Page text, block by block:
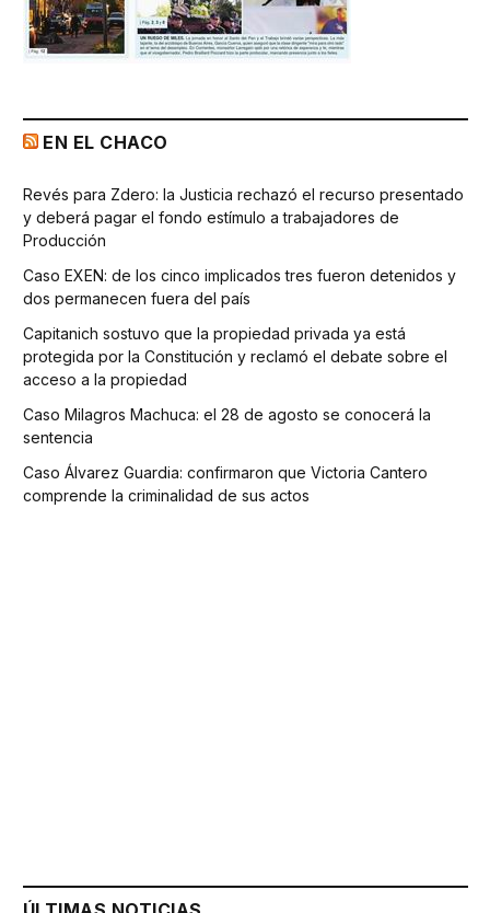
EN EL CHACO
Revés para Zdero: la Justicia rechazó el recurso presentado
y deberá pagar el fondo estímulo a trabajadores de
Producción
Caso EXEN: de los cinco implicados tres fueron detenidos y
dos permanecen fuera del país
Capitanich sostuvo que la propiedad privada ya está
protegida por la Constitución y reclamó el debate sobre el
acceso a la propiedad
Caso Milagros Machuca: el 28 de agosto se conocerá la
sentencia
Caso Álvarez Guardia: confirmaron que Victoria Cantero
comprende la criminalidad de sus actos